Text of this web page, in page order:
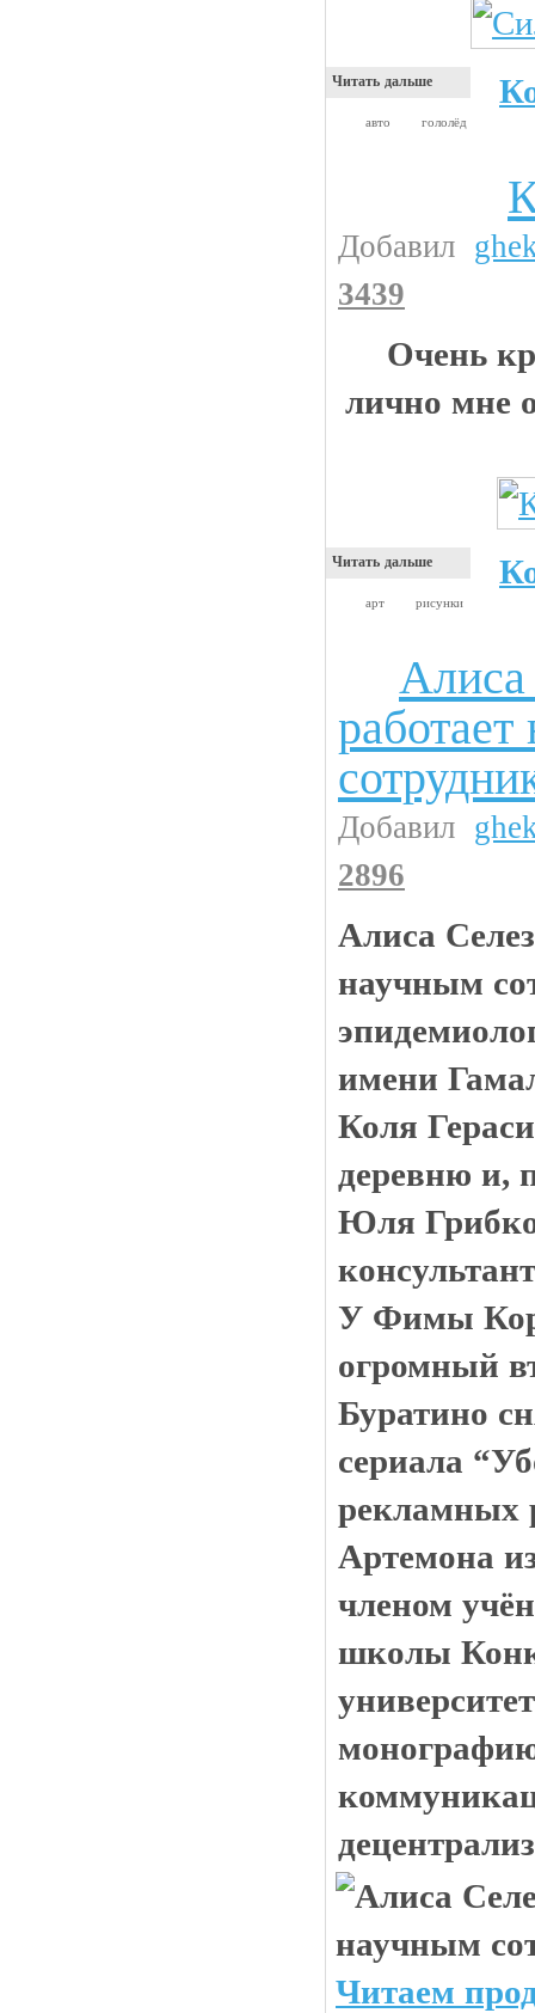
Читать дальше
авто гололёд
Добавил
3439
Очень
лично мне
Читать дальше
арт рисунки
Алиса
Добавил
2896
Алиса
научным
имени
Коля
деревню и,
Юля
У Фимы
огромный
Буратино
сериала
рекламных
Артемона
членом
школы
Читаем